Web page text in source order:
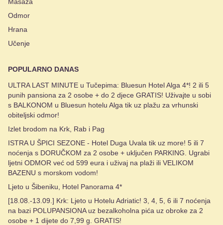
Odmor
Hrana
Učenje
POPULARNO DANAS
ULTRA LAST MINUTE u Tučepima: Bluesun Hotel Alga 4*! 2 ili 5
punih pansiona za 2 osobe + do 2 djece GRATIS! Uživajte u sobi
s BALKONOM u Bluesun hotelu Alga tik uz plažu za vrhunski
obiteljski odmor!
Izlet brodom na Krk, Rab i Pag
ISTRA U ŠPICI SEZONE - Hotel Duga Uvala tik uz more! 5 ili 7
noćenja s DORUČKOM za 2 osobe + uključen PARKING. Ugrabi
ljetni ODMOR već od 599 eura i uživaj na plaži ili VELIKOM
BAZENU s morskom vodom!
Ljeto u Šibeniku, Hotel Panorama 4*
[18.08.-13.09.] Krk: Ljeto u Hotelu Adriatic! 3, 4, 5, 6 ili 7 noćenja
na bazi POLUPANSIONA uz bezalkoholna pića uz obroke za 2
osobe + 1 dijete do 7,99 g. GRATIS!